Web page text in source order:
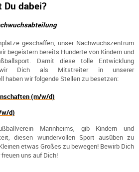
Du dabei?
geschaffen, unser Nachwuchszentrum
begeistern bereits Hunderte von Kindern und
Damit diese tolle Entwicklung
wir Dich als Mitstreiter in unserer
haben wir folgende Stellen zu besetzen:
(m/w/d)
w/d)
Mannheims, gib Kindern und
diesen wundervollen Sport ausüben zu
etwas Großes zu bewegen! Bewirb Dich
uns auf Dich!